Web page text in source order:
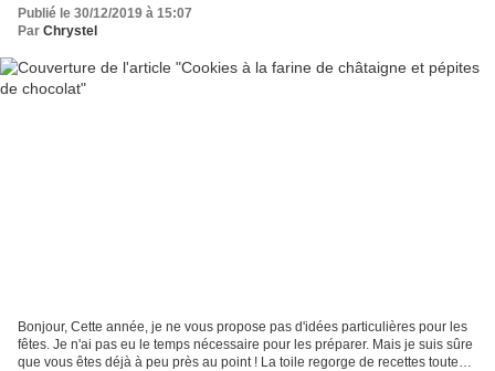
Publié le 30/12/2019 à 15:07
Par Chrystel
Bonjour, Cette année, je ne vous propose pas d'idées particulières pour les
fêtes. Je n'ai pas eu le temps nécessaire pour les préparer. Mais je suis sûre
que vous êtes déjà à peu près au point ! La toile regorge de recettes toutes